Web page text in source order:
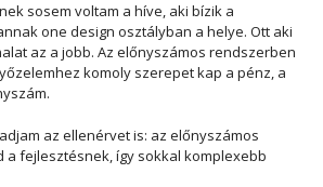
sosem voltam a híve, aki bízik a
one design osztályban a helye. Ott aki
az a jobb. Az előnyszámos rendszerben
komoly szerepet kap a pénz, a
az ellenérvet is: az előnyszámos
a fejlesztésnek, így sokkal komplexebb